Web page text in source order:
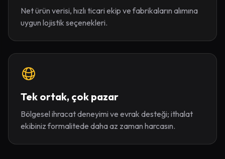
Net ürün verisi, hızlı ticari ekip ve fabrikaların alımına
uygun lojistik seçenekleri.
Tek ortak, çok pazar
Bölgesel ihracat deneyimi ve evrak desteği; ithalat
ekibiniz formalitede daha az zaman harcasın.